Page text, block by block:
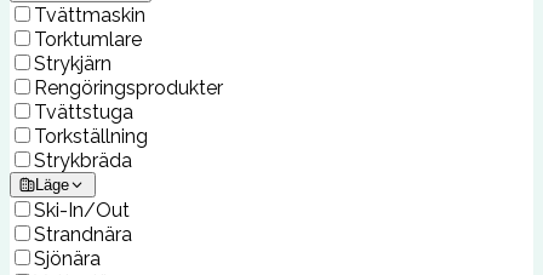
Tvättmaskin
Torktumlare
Strykjärn
Rengöringsprodukter
Tvättstuga
Torkställning
Strykbräda
Läge
Ski-In/Out
Strandnära
Sjönära